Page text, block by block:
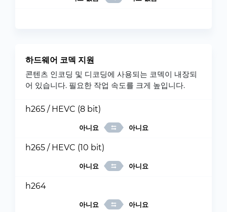
하드웨어 코덱 지원
콘텐츠 인코딩 및 디코딩에 사용되는 코덱이 내장되
어 있습니다. 필요한 작업 속도를 크게 높입니다.
h265 / HEVC (8 bit)
아니요 아니요
h265 / HEVC (10 bit)
아니요 아니요
h264
아니요 아니요